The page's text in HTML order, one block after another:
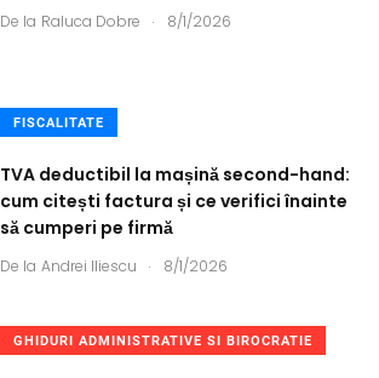
De la Raluca Dobre . 8/1/2026
FISCALITATE
TVA deductibil la mașină second-hand:
cum citești factura și ce verifici înainte
să cumperi pe firmă
De la Andrei Iliescu . 8/1/2026
GHIDURI ADMINISTRATIVE SI BIROCRATIE